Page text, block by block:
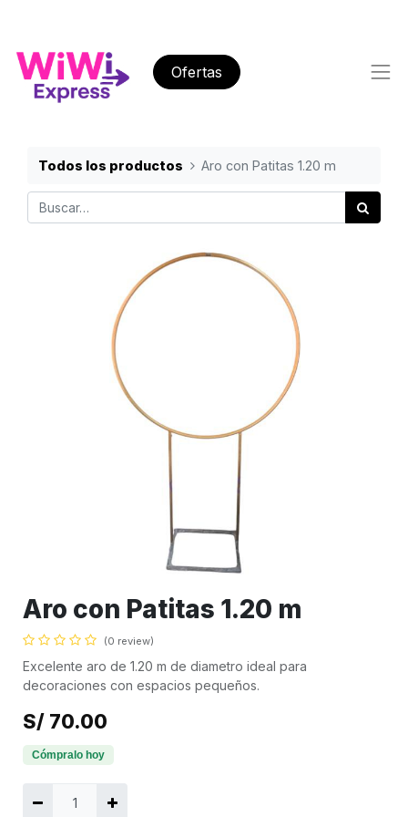
Ofertas
Todos los productos Aro con Patitas 1.20 m
Aro con Patitas 1.20 m
(0 review)
Excelente aro de 1.20 m de diametro ideal para
decoraciones con espacios pequeños.
S/ 70.00